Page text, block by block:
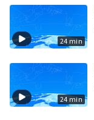
24 min
24 min